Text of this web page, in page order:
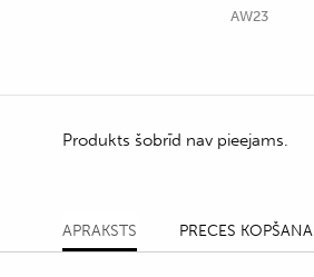
AW23
Produkts šobrīd nav pieejams.
APRAKSTS PRECES KOPŠANA